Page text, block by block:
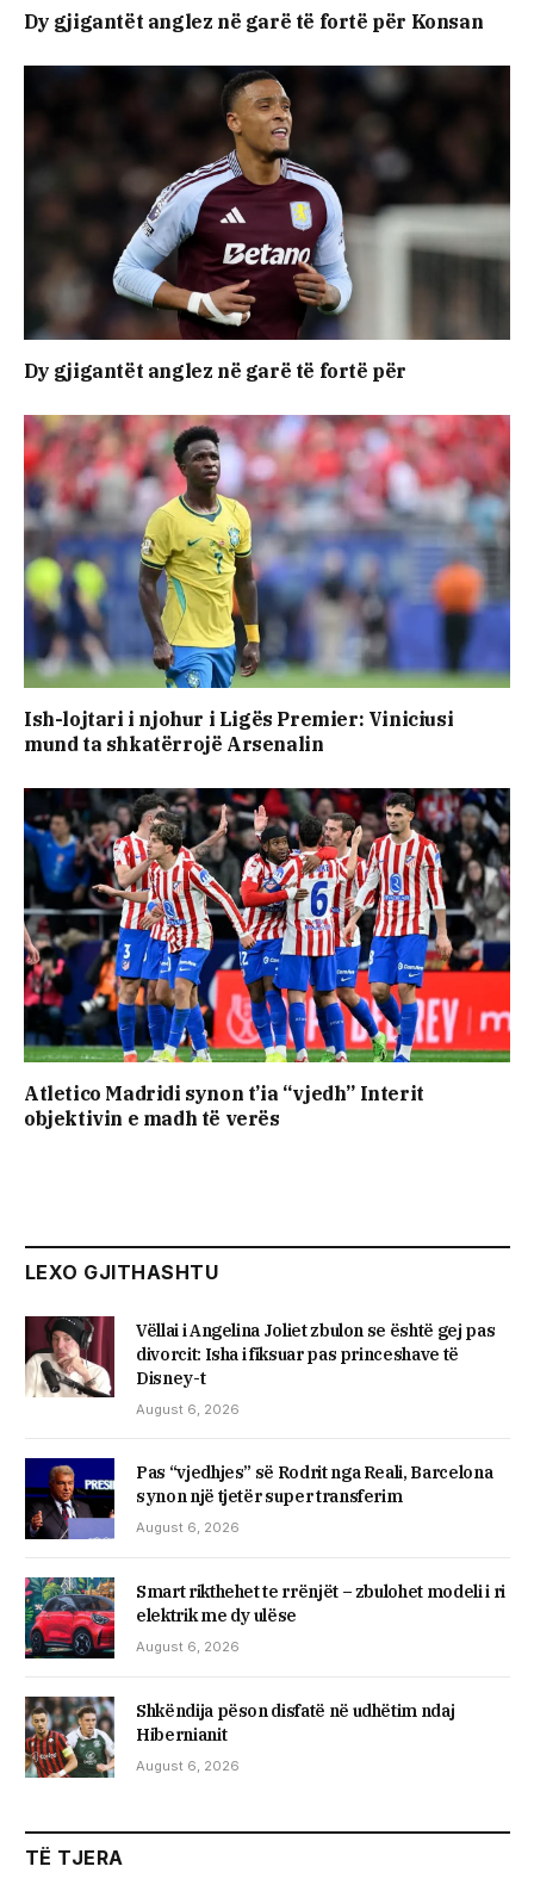
Dy gjigantët anglez në garë të fortë për Konsan
Dy gjigantët anglez në garë të fortë për
Ish-lojtari i njohur i Ligës Premier: Viniciusi
mund ta shkatërrojë Arsenalin
Atletico Madridi synon t’ia “vjedh” Interit
objektivin e madh të verës
LEXO GJITHASHTU
Vëllai i Angelina Joliet zbulon se është gej pas
divorcit: Isha i fiksuar pas princeshave të
Disney-t
August 6, 2026
Pas “vjedhjes” së Rodrit nga Reali, Barcelona
synon një tjetër super transferim
August 6, 2026
Smart rikthehet te rrënjët – zbulohet modeli i ri
elektrik me dy ulëse
August 6, 2026
Shkëndija pëson disfatë në udhëtim ndaj
Hibernianit
August 6, 2026
TË TJERA